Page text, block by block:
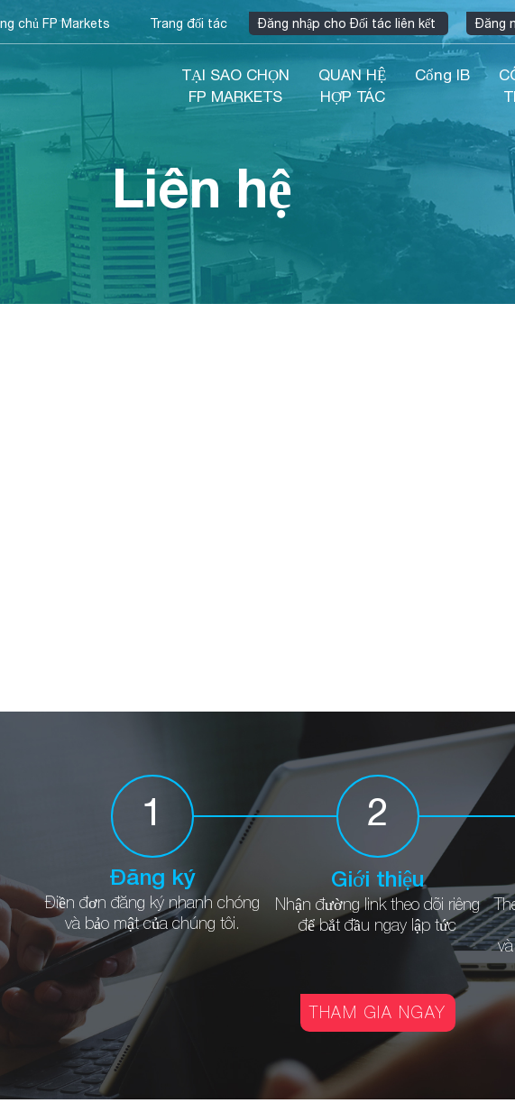
chủ FP Markets Trang đối tác Đăng nhập cho Đối tác liên kết Đăng
TẠI SAO CHỌN
FP MARKETS
QUAN HỆ
HỢP TÁC
Cổng IB
Liên hệ
1
Đăng ký
Điền đơn đăng ký nhanh chóng
và bảo mật của chúng tôi.
2
Giới thiệu
Nhận đường linktheo dõi riêng
để bắt đầu ngay lập tức
THAM GIA NGAY